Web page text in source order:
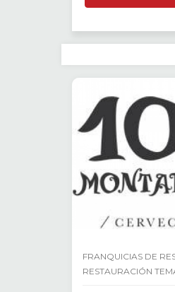
FRANQUICIAS DE
RESTAURACIÓN